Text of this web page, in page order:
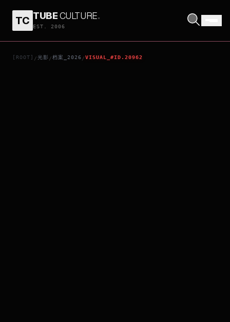
TC TUBECULTURE.
EST. 2006
[ROOT] /光影 /档案_2026 /VISUAL_#ID.20962
LIVE IN THEATER - BATTLE OF TOKYO: BEAUTIFUL LIE